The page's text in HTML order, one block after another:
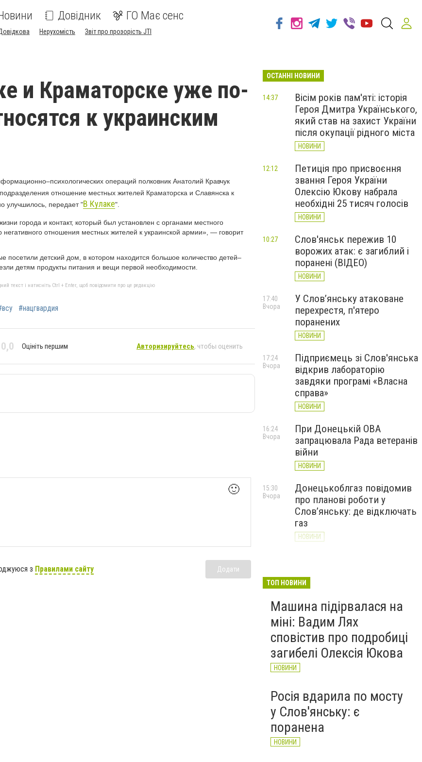
Довідник ГО Має сенс
Нерухомість Звіт про прозорість JTI
и Краматорске уже по-
к украинским
операций полковник Анатолий Кравчук
отношение местных жителей Краматорска и Славянска к
улучшилось, передает "В Кулаке".
города и контакт, который был установлен с органами местного
отношения местных жителей к украинской армии», — говорит
посетили детский дом, в котором находится большое количество детей–
детям продукты питания и вещи первой необходимости.
текст і натисніть Ctrl + Enter, щоб повідомити про це редакцію
#нацгвардия
0,0 Оцініть першим Авторизируйтесь, чтобы оценить
🙂
з Правилами сайту Додати
ОСТАННІ НОВИНИ
Вісім років пам'яті: історія
Героя Дмитра Українського,
який став на захист України
після окупації рідного міста
НОВИНИ
14:37
Петиція про присвоєння
звання Героя України
Олексію Юкову набрала
необхідні 25 тисяч голосів
НОВИНИ
12:12
Слов'янськ пережив 10
ворожих атак: є загиблий і
поранені (ВІДЕО)
НОВИНИ
10:27
У Слов’янську атаковане
перехрестя, п'ятеро
поранених
НОВИНИ
17:40
Вчора
Підприємець зі Слов'янська
відкрив лабораторію
завдяки програмі «Власна
справа»
НОВИНИ
17:24
Вчора
При Донецькій ОВА
запрацювала Рада ветеранів
війни
НОВИНИ
16:24
Вчора
Донецькоблгаз повідомив
про планові роботи у
Слов’янську: де відключать
газ
НОВИНИ
15:30
Вчора
долучилися до відбудови
НОВИНИ
ТОП НОВИНИ
Машина підірвалася на
міні: Вадим Лях
сповістив про подробиці
загибелі Олексія Юкова
НОВИНИ
Росія вдарила по мосту
у Слов'янську: є
поранена
НОВИНИ